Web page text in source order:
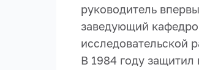
руководитель
заведующий
исследовательской
В 1984 году